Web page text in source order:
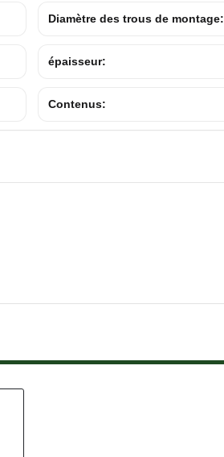
Diamètre des trous de montage:
épaisseur:
Contenus: